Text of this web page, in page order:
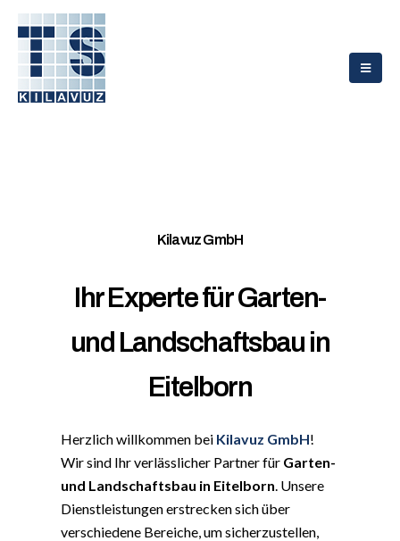
Kilavuz GmbH
Ihr Experte für Garten-
und Landschaftsbau in
Eitelborn
Herzlich willkommen bei Kilavuz GmbH!
Wir sind Ihr verlässlicher Partner für Garten-
und Landschaftsbau in Eitelborn. Unsere
Dienstleistungen erstrecken sich über
verschiedene Bereiche, um sicherzustellen,